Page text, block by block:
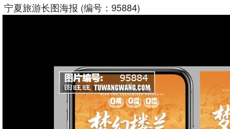
宁夏旅游长图海报 (编号：95884)